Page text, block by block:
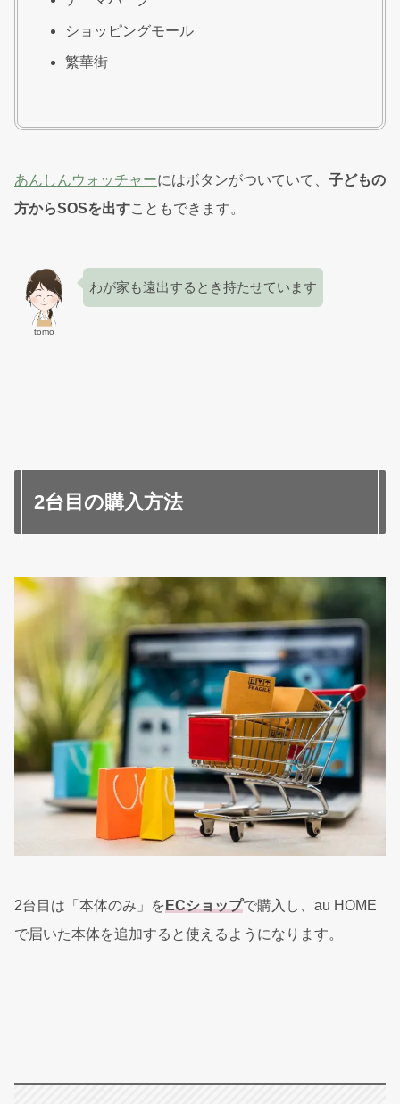
ショッピングモール
繁華街
あんしんウォッチャーにはボタンがついていて、 子どもの
方からSOSを出すこともできます。
tomo
わが家も遠出するとき持たせています
2台目の購入方法
2台目は「本体のみ」をECショップで購入し、au HOME
で届いた本体を追加すると使えるようになります。